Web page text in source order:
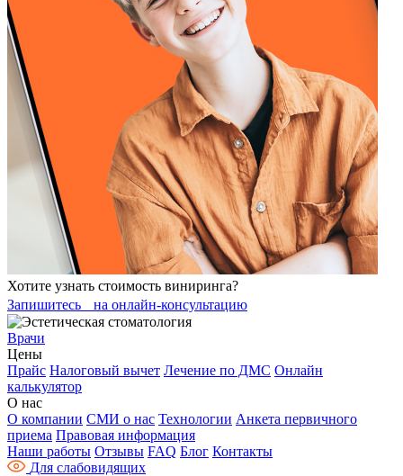
Хотите узнать стоимость виниринга?
Запишитесь на онлайн-консультацию
Врачи
Цены
Прайс Налоговый вычет Лечение по ДМС Онлайн
калькулятор
О нас
О компании СМИ о нас Технологии Анкета первичного
приема Правовая информация
Наши работы Отзывы FAQ Блог Контакты
Для слабовидящих